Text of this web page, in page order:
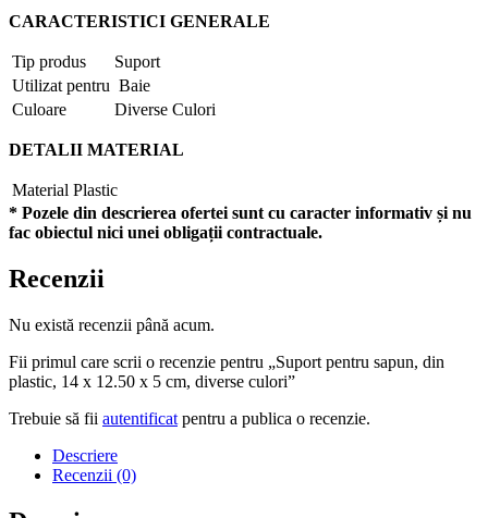
CARACTERISTICI GENERALE
Tip produs
Suport
Utilizat pentru Baie
Culoare
Diverse Culori
DETALII MATERIAL
Material Plastic
* Pozele din descrierea ofertei sunt cu caracter informativ și nu
fac obiectul nici unei obligații contractuale.
Recenzii
Nu există recenzii până acum.
Fii primul care scrii o recenzie pentru „Suport pentru sapun, din
plastic, 14 x 12.50 x 5 cm, diverse culori”
Trebuie să fii autentificat pentru a publica o recenzie.
Descriere
Recenzii (0)